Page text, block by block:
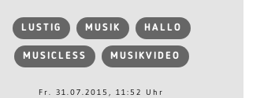
LUSTIG MUSIK HALLO
MUSICLESS MUSIKVIDEO
Fr. 31.07.2015, 11:52 Uhr